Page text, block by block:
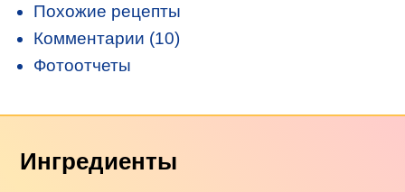
Похожие рецепты
Комментарии (10)
Фотоотчеты
Ингредиенты